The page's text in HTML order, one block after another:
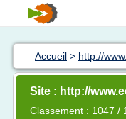
Accueil > http://
Site : http://
Classement : 1047 /